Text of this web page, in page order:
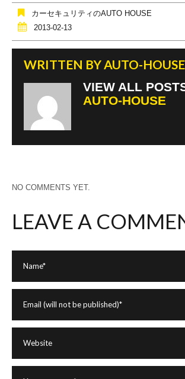
o
o
k
カーセキュリティのAUTO HOUSE
2013-02-13
WRITTEN BY AUTO-HOUSE
VIEW ALL
AUTO-HOUSE
NO COMMENTS YET.
LEAVE A